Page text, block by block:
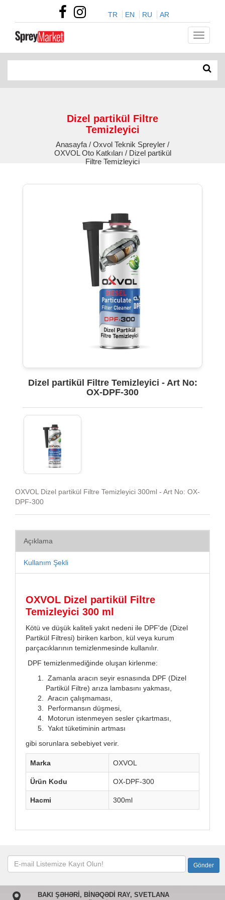
TR EN RU AR
Dizel partikül Filtre
Temizleyici
Anasayfa / Oxvol Teknik Spreyler /
OXVOL Oto Katkıları / Dizel partikül
Filtre Temizleyici
Dizel partikül Filtre Temizleyici - Art No:
OX-DPF-300
OXVOL Dizel partikül Filtre Temizleyici 300ml - Art No: OX-
DPF-300
Açıklama
Kullanım Şekli
OXVOL Dizel partikül Filtre
Temizleyici 300 ml
Kötü ve düşük kaliteli yakıt nedeni ile DPF'de (Dizel
Partikül Filtresi) biriken karbon, kül veya kurum
parçacıklarının temizlenmesinde kullanılır.
DPF temizlenmediğinde oluşan kirlenme:
Zamanla aracın seyir esnasında DPF (Dizel
Partikül Filtre) arıza lambasını yakması,
Aracın çalışmaması,
Performansın düşmesi,
Motorun istenmeyen sesler çıkartması,
Yakıt tüketiminin artması
gibi sorunlara sebebiyet verir.
Marka OXVOL
Ürün Kodu OX-DPF-300
Hacmi 300ml
BAKI ŞƏHƏRİ, BİNƏQƏDİ RAY, SVETLANA